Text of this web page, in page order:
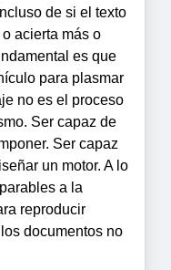
de si el texto
acierta más o
es que
para plasmar
no es el proceso
Ser capaz de
Ser capaz
un motor. A lo
a la
reproducir
documentos no